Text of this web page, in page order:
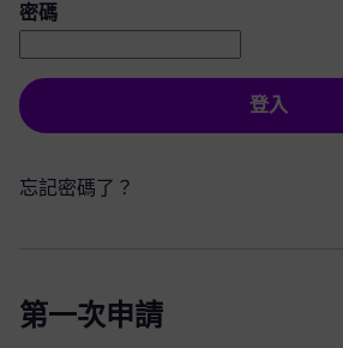
密碼
登入
忘記密碼了？
第一次申請